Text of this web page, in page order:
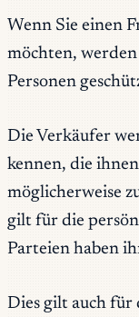
Wenn Sie einen
möchten,
Personen
Die Verkäufer
kennen, die
möglicherweise
gilt für die
Parteien haben
Dies gilt auch für